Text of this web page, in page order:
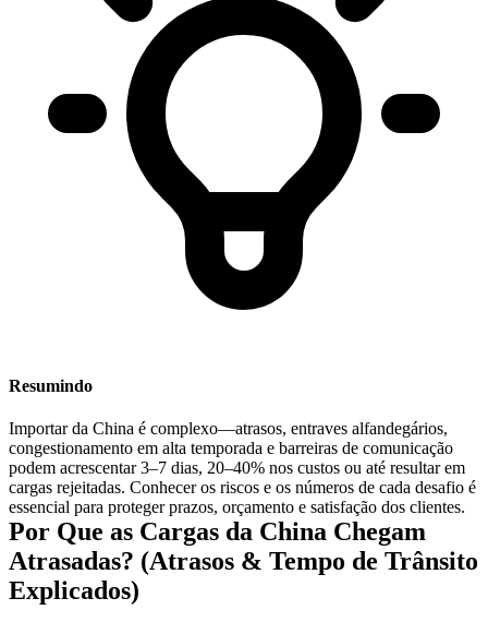
Resumindo
Importar da China é complexo—atrasos, entraves alfandegários,
congestionamento em alta temporada e barreiras de comunicação
podem acrescentar3–7 dias, 20–40% nos custos ou até resultar em
cargas rejeitadas. Conhecer os riscos e os números de cada desafio é
essencial para proteger prazos, orçamento e satisfação dos clientes.
Por Que as Cargas da China Chegam
Atrasadas? (Atrasos & Tempo de Trânsito
Explicados)